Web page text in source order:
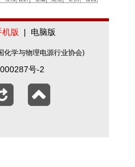
机版 | 电脑版
化学与物理电源行业协会)
号-2